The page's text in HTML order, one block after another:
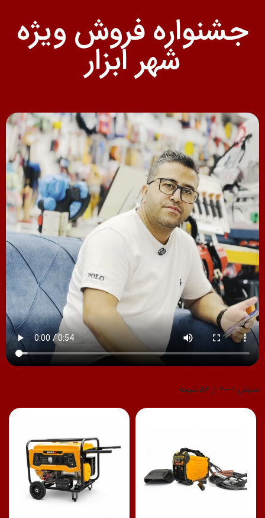
جشنواره فروش ویژه
شهر ابزار
نمایش 1–20 از 56 نتیجه